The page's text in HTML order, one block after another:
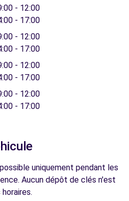
- 12:00
- 17:00
- 12:00
- 17:00
- 12:00
- 17:00
- 12:00
- 17:00
uniquement pendant les
Aucun dépôt de clés n'est